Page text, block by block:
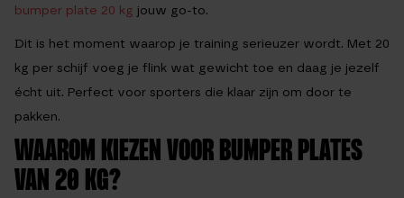
bumper plate 20 kg jouw go-to.
Dit is het moment waarop je training serieuzer wordt. Met 20
kg per schijf voeg je flink wat gewicht toe en daag je jezelf
écht uit. Perfect voor sporters die klaar zijn om door te
pakken.
WAAROM KIEZEN VOOR BUMPER PLATES
VAN 20 KG?